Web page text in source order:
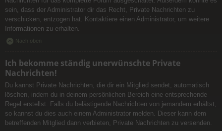
sein, dass der Administrator dir das Recht, Private Nachrichten zu
verschicken, entzogen hat. Kontaktiere einen Administrator, um weitere
Informationen zu erhalten.
Nach oben
Ich bekomme ständig unerwünschte Private
Nachrichten!
Du kannst Private Nachrichten, die dir ein Mitglied sendet, automatisch
löschen, indem du in deinem persönlichen Bereich eine entsprechende
Regel erstellst. Falls du belästigende Nachrichten von jemandem erhältst,
so kannst du dies auch einem Administrator melden. Dieser kann dem
betreffenden Mitglied dann verbieten, Private Nachrichten zu versenden.